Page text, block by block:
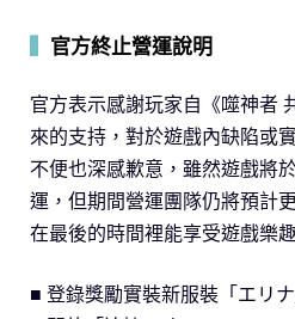
官方終止營運說明
官方表示感謝玩家自《噬神者
來的支持，對於遊戲內缺陷或
不便也深感歉意，雖然遊戲將
運，但期間營運團隊仍將預計
在最後的時間裡能享受遊戲樂
■ 登錄獎勵實裝新服裝「エリナ